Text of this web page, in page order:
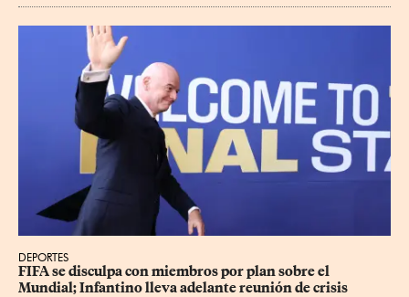
DEPORTES
FIFA se disculpa con miembros por plan sobre el
Mundial; Infantino lleva adelante reunión de crisis